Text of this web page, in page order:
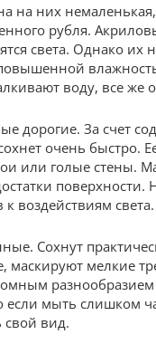
на них
рубля.
света. Однако их
воду, все же
дорогие. За счет
очень быстро.
или голые стены.
поверхности.
воздействиям света.
Сохнут
маскируют мелкие
если мыть слишком
свой вид.